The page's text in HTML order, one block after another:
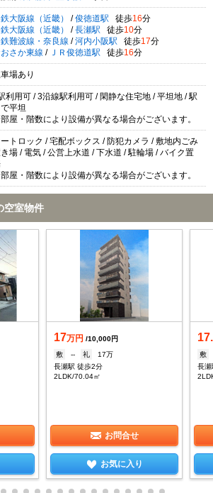
大阪線（近畿） / 俊徳道駅 徒歩16分
大阪線（近畿）
/ 長瀬駅 徒歩10分
難波線・奈良線 / 河内小阪駅 徒歩17分
さか東線 / ＪＲ俊徳道駅 徒歩16分
場あり
利用可 / 3沿線駅利用可 / 閑静な住宅地 / 平坦地 / 駅
で平坦
屋・階数により設備が異なる場合がございます。
ートロック / 宅配ボックス / 防犯カメラ / 敷地内ごみ
場 / 電気 / 公営上水道 / 下水道 / 駐輪場 / バイク置
屋・階数により設備が異なる場合がございます。
空室物件
17万円 /10,000円
敷
-- 礼
17万
長瀬駅 徒歩2分
2LDK/70.04㎡
お問合せ
お気に入り
敷
長瀬